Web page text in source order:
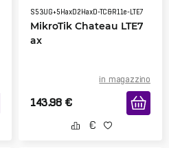
S53UG+5HaxD2HaxD-TC&R11e-LTE7
MikroTik Chateau LTE7
ax
in magazzino
143.98 €